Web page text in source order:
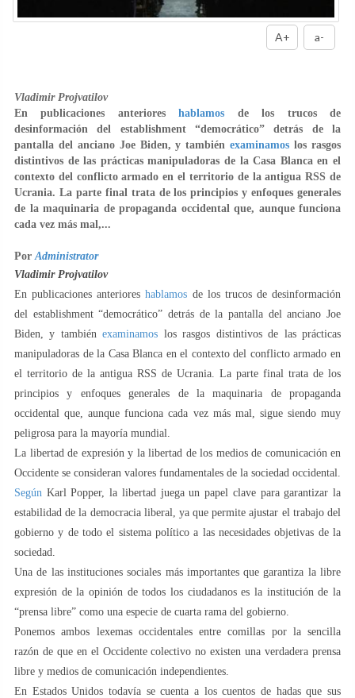
A+ a-
Vladimir Projvatilov
En publicaciones anterioreshablamos de los trucos de
desinformación del establishment “democrático” detrás de la
pantalla del anciano Joe Biden, y tambiénexaminamos los rasgos
distintivos de las prácticas manipuladoras de la Casa Blanca en el
contexto del conflicto armado en el territorio de la antigua RSS de
Ucrania. La parte final trata de los principios y enfoques generales
de la maquinaria de propaganda occidental que, aunque funciona
cada vez más mal,...
Por Administrator
Vladimir Projvatilov
En publicaciones anterioreshablamos de los trucos de desinformación
del establishment “democrático” detrás de la pantalla del anciano Joe
Biden, y tambiénexaminamos los rasgos distintivos de las prácticas
manipuladoras de la Casa Blanca en el contexto del conflicto armado en
el territorio de la antigua RSS de Ucrania. La parte final trata de los
principios y enfoques generales de la maquinaria de propaganda
occidental que, aunque funciona cada vez más mal, sigue siendo muy
peligrosa para la mayoría mundial.
La libertad de expresión y la libertad de los medios de comunicación en
Occidente se consideran valores fundamentales de la sociedad occidental.
Según Karl Popper, la libertad juega un papel clave para garantizar la
estabilidad de la democracia liberal, ya que permite ajustar el trabajo del
gobierno y de todo el sistema político a las necesidades objetivas de la
sociedad.
Una de las instituciones sociales más importantes que garantiza la libre
expresión de la opinión de todos los ciudadanos es la institución de la
“prensa libre” como una especie de cuarta rama del gobierno.
Ponemos ambos lexemas occidentales entre comillas por la sencilla
razón de que en el Occidente colectivo no existen una verdadera prensa
libre y medios de comunicación independientes.
En Estados Unidos todavía se cuenta a los cuentos de hadas que sus